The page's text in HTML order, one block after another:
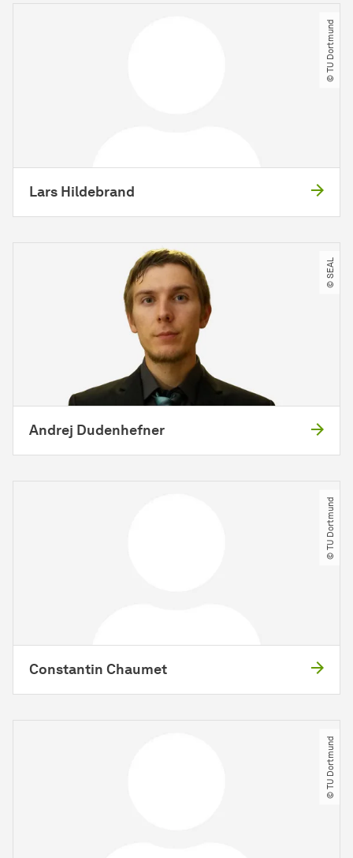
© TU Dortmund
Lars Hildebrand
© SEAL
Andrej Dudenhefner
© TU Dortmund
Constantin Chaumet
© TU Dortmund